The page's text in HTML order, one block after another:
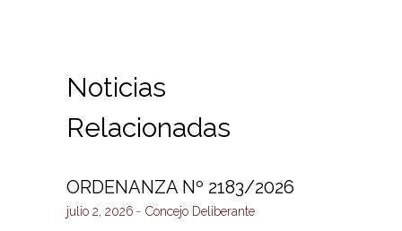
Noticias
Relacionadas
ORDENANZA Nº 2183/2026
julio 2, 2026 Concejo Deliberante